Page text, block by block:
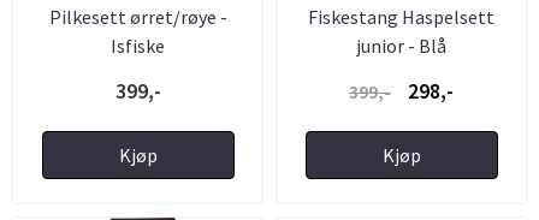
Pilkesett ørret/røye -
Isfiske
399,-
Kjøp
Fiskestang Haspelsett
junior - Blå
399,-
298,-
Kjøp